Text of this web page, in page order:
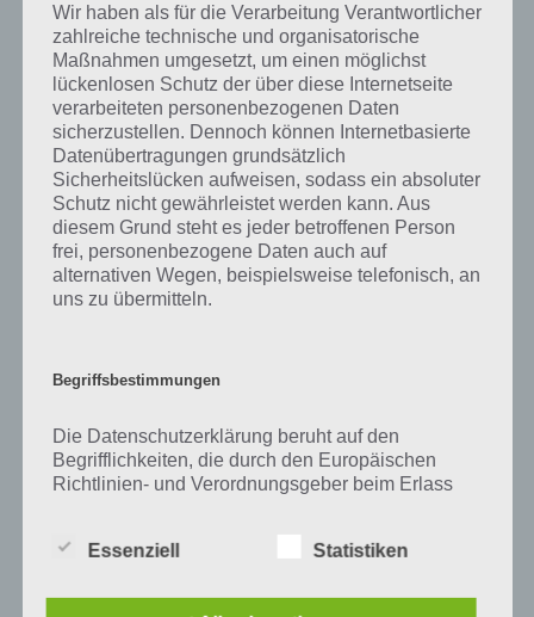
kurze Begriffserklärung!
Zu Yoga haben wir zunächst keine weiteren Informationen parat!
Auf WhatsApp teilen Teilen auf Facebook
Tweet auf Twitter
Wir haben als für die Verarbeitung Verantwortlicher
zahlreiche technische und organisatorische
Maßnahmen umgesetzt, um einen möglichst
lückenlosen Schutz der über diese Internetseite
verarbeiteten personenbezogenen Daten
sicherzustellen. Dennoch können Internetbasierte
Datenübertragungen grundsätzlich
Sicherheitslücken aufweisen, sodass ein absoluter
Schutz nicht gewährleistet werden kann. Aus
diesem Grund steht es jeder betroffenen Person
frei, personenbezogene Daten auch auf
alternativen Wegen, beispielsweise telefonisch, an
uns zu übermitteln.
Begriffsbestimmungen
Die Datenschutzerklärung beruht auf den
Begrifflichkeiten, die durch den Europäischen
Richtlinien- und Verordnungsgeber beim Erlass
soll sowohl für die Öffentlichkeit als auch für
lesbar und verständlich sein. Um dies zu
Essenziell Statistiken